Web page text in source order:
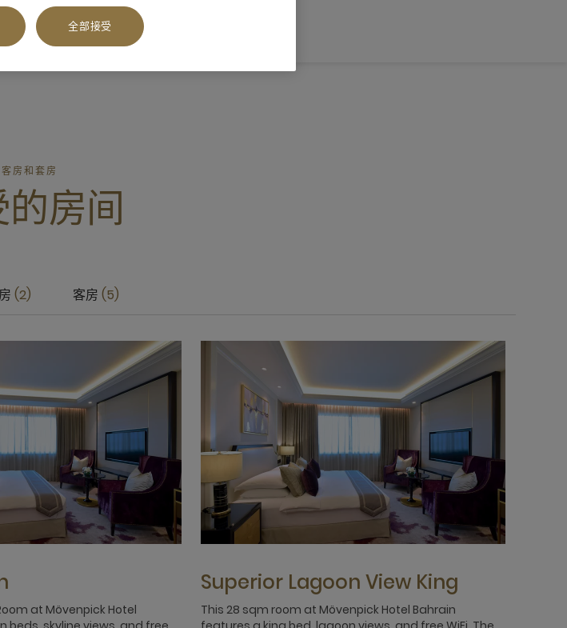
客房和套房
房间
2 客房 5
at Mövenpick Hotel
Superior Lagoon View King
This 28 sqm room at Mövenpick Hotel Bahrain
全部接受